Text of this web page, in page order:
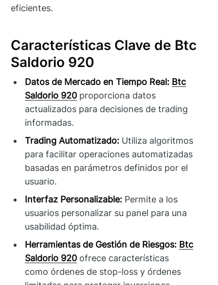
eficientes.
Características Clave de Btc
Saldorio 920
Datos de Mercado en Tiempo Real: Btc
Saldorio 920 proporciona datos
actualizados para decisiones de trading
informadas.
Trading Automatizado: Utiliza algoritmos
para facilitar operaciones automatizadas
basadas en parámetros definidos por el
usuario.
Interfaz Personalizable: Permite a los
usuarios personalizar su panel para una
usabilidad óptima.
Herramientas de Gestión de Riesgos: Btc
Saldorio 920 ofrece características
como órdenes de stop-loss y órdenes